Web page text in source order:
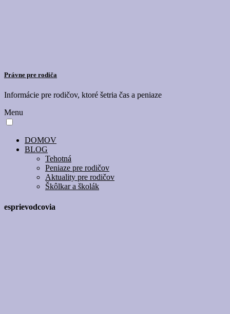
Právne pre rodiča
Informácie pre rodičov, ktoré šetria čas a peniaze
Menu
DOMOV
BLOG
Tehotná
Peniaze pre rodičov
Aktuality pre rodičov
Škôlkar a školák
esprievodcovia